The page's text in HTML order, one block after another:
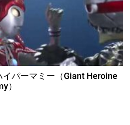
イパーマミー（Giant Heroine
）